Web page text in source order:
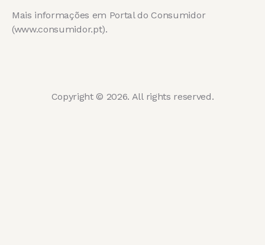
Mais informações em Portal do Consumidor
(www.consumidor.pt).
Copyright © 2026. All rights reserved.